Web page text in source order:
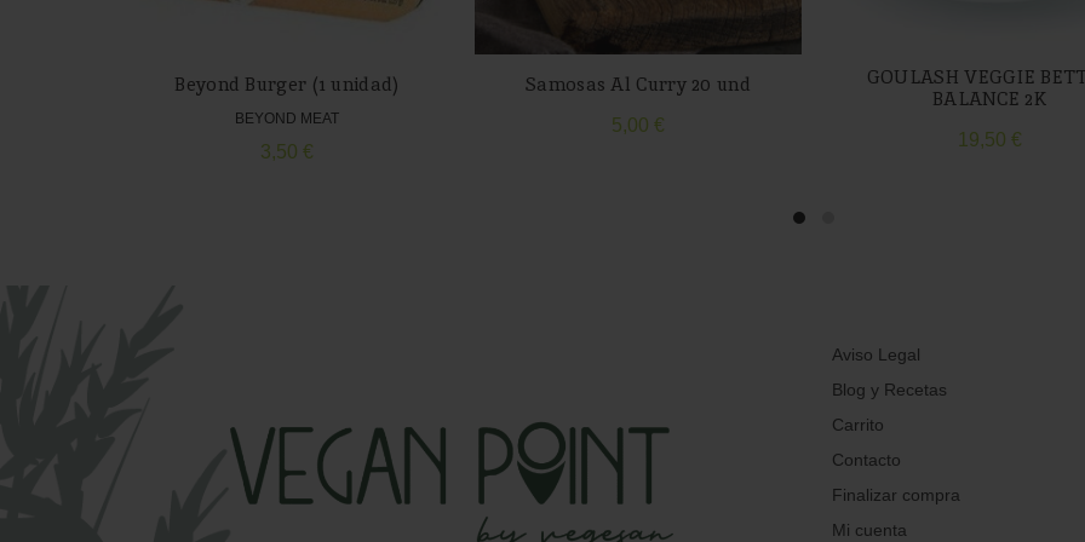
Beyond Burger (1 unidad)
BEYOND MEAT
3,50 €
Samosas Al Curry 20 und
5,00 €
GOULASH VEGGIE
BALANCE 2K
19,50 €
Aviso Legal
Blog y Recetas
Carrito
Contacto
Finalizar compra
Mi cuenta